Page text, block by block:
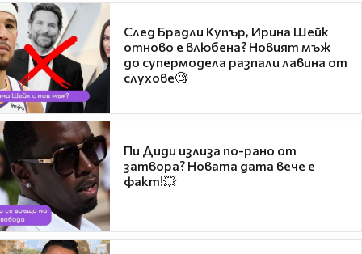
След Брадли Купър, Ирина Шейк
отново е влюбена? Новият мъж
до супермодела разпали лавина от
слухове🧐
Пи Диди излиза по-рано от
затвора? Новата дата вече е
факт!💥